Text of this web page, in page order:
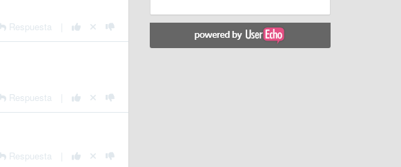
Respuesta
Respuesta
Respuesta